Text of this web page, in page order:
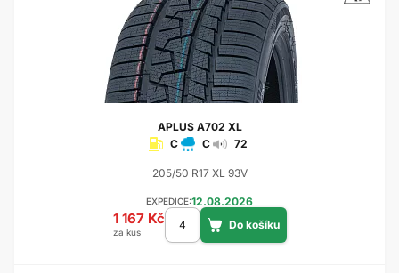
APLUSA702 XL
C
C 72
205/50 R17 XL 93V
EXPEDICE:12.08.2026
1 167 Kč
za kus